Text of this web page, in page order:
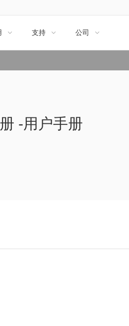
 支持  公司 
-用户手册